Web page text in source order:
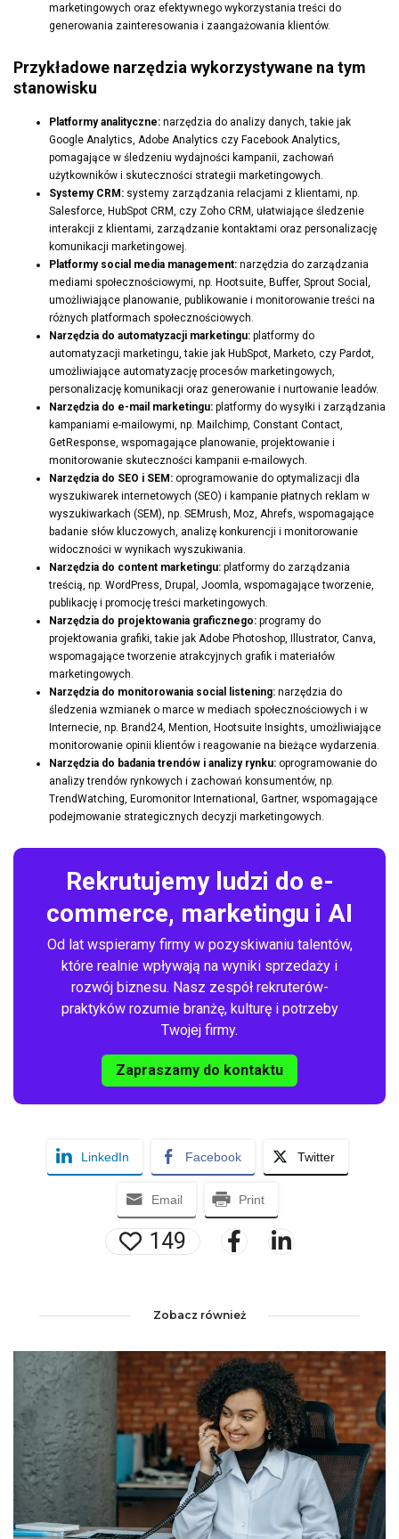
marketingowych oraz efektywnego wykorzystania treści do
generowania zainteresowania i zaangażowania klientów.
Przykładowe narzędzia wykorzystywane na tym
stanowisku
Platformy analityczne: narzędzia do analizy danych, takie jak
Google Analytics, Adobe Analytics czy Facebook Analytics,
pomagające w śledzeniu wydajności kampanii, zachowań
użytkowników i skuteczności strategii marketingowych.
Systemy CRM: systemy zarządzania relacjami z klientami, np.
Salesforce, HubSpot CRM, czy Zoho CRM, ułatwiające śledzenie
interakcji z klientami, zarządzanie kontaktami oraz personalizację
komunikacji marketingowej.
Platformy social media management: narzędzia do zarządzania
mediami społecznościowymi, np. Hootsuite, Buffer, Sprout Social,
umożliwiające planowanie, publikowanie i monitorowanie treści na
różnych platformach społecznościowych.
Narzędzia do automatyzacji marketingu: platformy do
automatyzacji marketingu, takie jak HubSpot, Marketo, czy Pardot,
umożliwiające automatyzację procesów marketingowych,
personalizację komunikacji oraz generowanie i nurtowanie leadów.
Narzędzia do e-mail marketingu: platformy do wysyłki i zarządzania
kampaniami e-mailowymi, np. Mailchimp, Constant Contact,
GetResponse, wspomagające planowanie, projektowanie i
monitorowanie skuteczności kampanii e-mailowych.
Narzędzia do SEO i SEM: oprogramowanie do optymalizacji dla
wyszukiwarek internetowych (SEO) i kampanie płatnych reklam w
wyszukiwarkach (SEM), np. SEMrush, Moz, Ahrefs, wspomagające
badanie słów kluczowych, analizę konkurencji i monitorowanie
widoczności w wynikach wyszukiwania.
Narzędzia do content marketingu: platformy do zarządzania
treścią, np. WordPress, Drupal, Joomla, wspomagające tworzenie,
publikację i promocję treści marketingowych.
Narzędzia do projektowania graficznego: programy do
projektowania grafiki, takie jak Adobe Photoshop, Illustrator, Canva,
wspomagające tworzenie atrakcyjnych grafik i materiałów
marketingowych.
Narzędzia do monitorowania social listening: narzędzia do
śledzenia wzmianek o marce w mediach społecznościowych i w
Internecie, np. Brand24, Mention, Hootsuite Insights, umożliwiające
monitorowanie opinii klientów i reagowanie na bieżące wydarzenia.
Narzędzia do badania trendów i analizy rynku: oprogramowanie do
analizy trendów rynkowych i zachowań konsumentów, np.
TrendWatching, Euromonitor International, Gartner, wspomagające
podejmowanie strategicznych decyzji marketingowych.
Rekrutujemy ludzi do e-
commerce, marketingu i AI
Od lat wspieramy firmy w pozyskiwaniu talentów,
które realnie wpływają na wyniki sprzedaży i
rozwój biznesu. Nasz zespół rekruterów-
praktyków rozumie branżę, kulturę i potrzeby
Twojej firmy.
Zapraszamy do kontaktu
LinkedIn Facebook Twitter
Email Print
149
Zobacz również